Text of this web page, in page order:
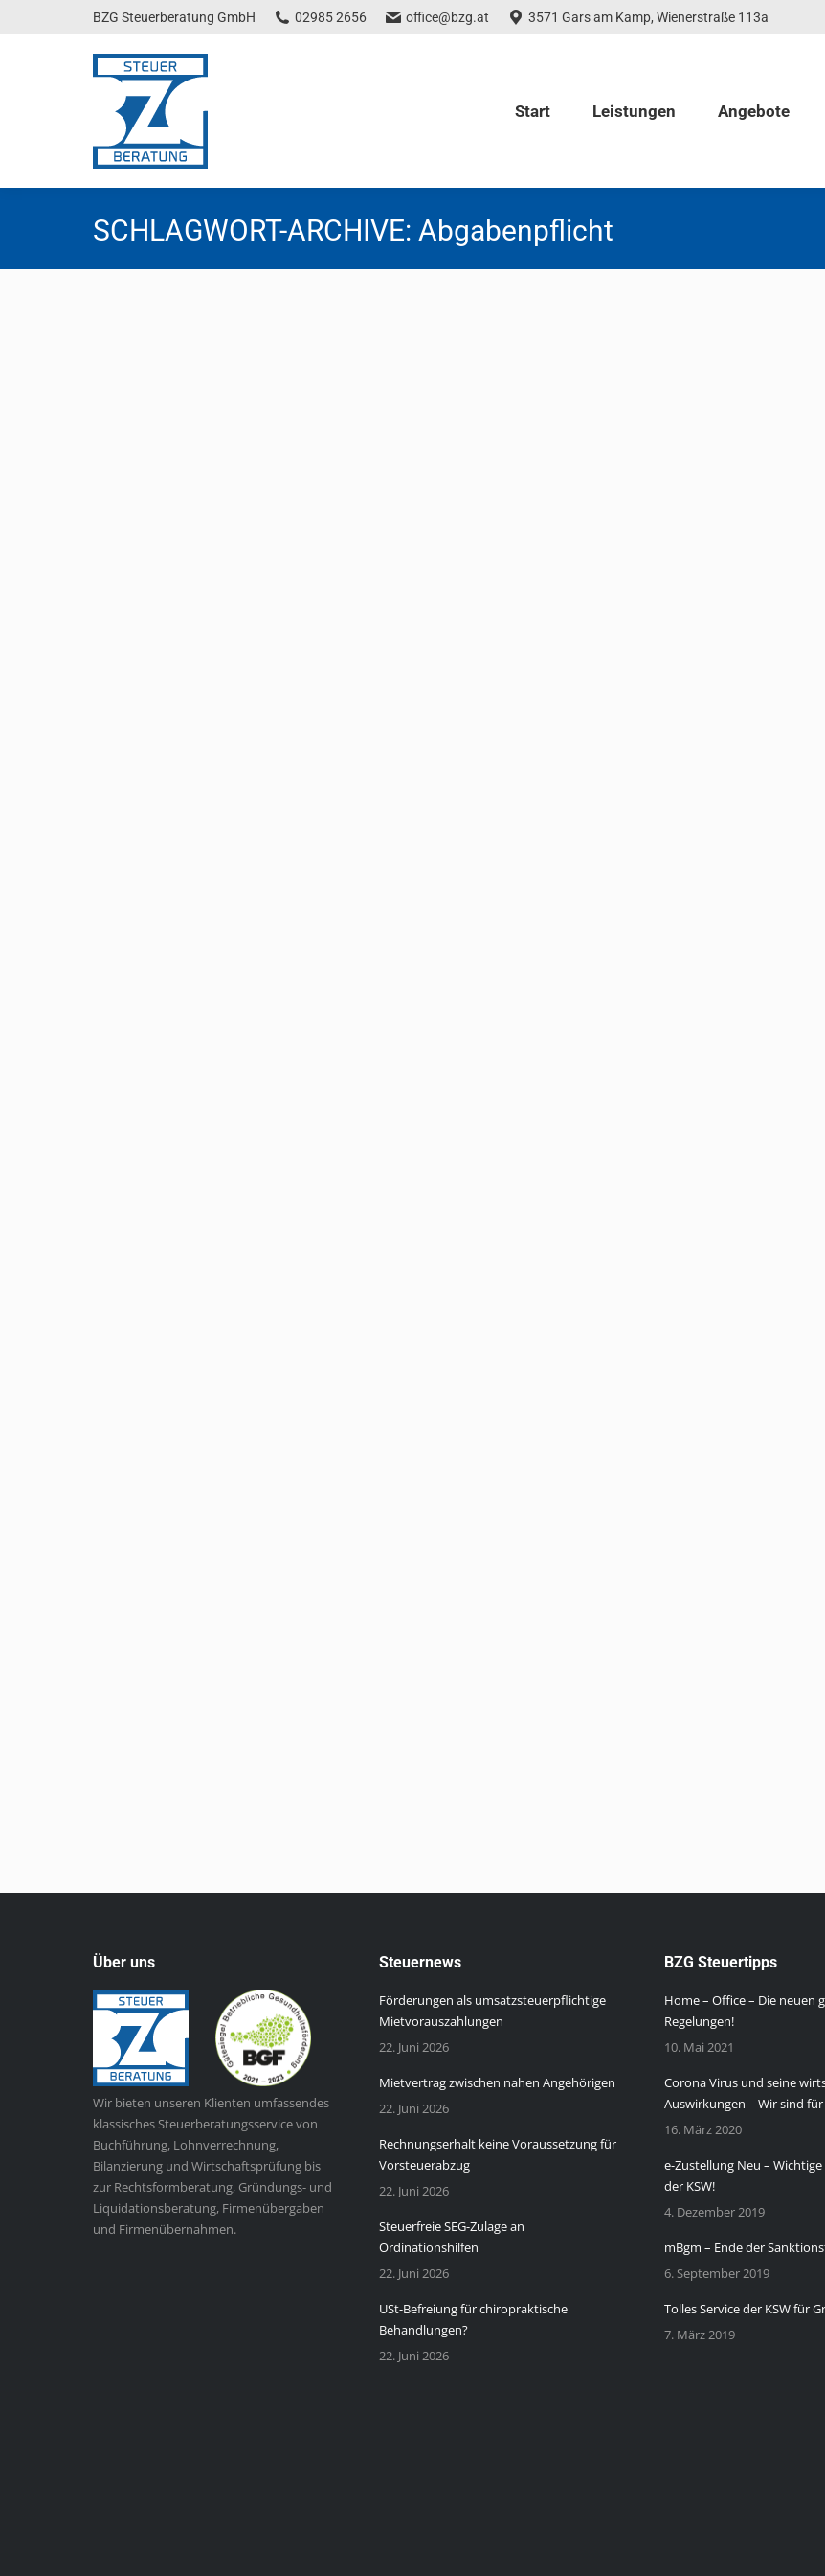
BZG Steuerberatung GmbH 02985 2656 office@bzg.at 3571 Gars am Kamp, Wienerstraße 113a
Start Leistungen Angebote
SCHLAGWORT-ARCHIVE: Abgabenpflicht
Über uns
Wir bieten unseren Klienten umfassendes
klassisches Steuerberatungsservice von
Buchführung, Lohnverrechnung,
Bilanzierung und Wirtschaftsprüfung bis
zur Rechtsformberatung, Gründungs- und
Liquidationsberatung, Firmenübergaben
und Firmenübernahmen.
Steuernews
Förderungen als umsatzsteuerpflichtige
Mietvorauszahlungen
22. Juni 2026
Mietvertrag zwischen nahen Angehörigen
22. Juni 2026
Rechnungserhalt keine Voraussetzung für
Vorsteuerabzug
22. Juni 2026
Steuerfreie SEG-Zulage an
Ordinationshilfen
22. Juni 2026
USt-Befreiung für chiropraktische
Behandlungen?
22. Juni 2026
BZG Steuertipps
Home – Office – Die neuen
Regelungen!
10. Mai 2021
Corona Virus und seine
Auswirkungen – Wir sind für
16. März 2020
e-Zustellung Neu –
der KSW!
4. Dezember 2019
mBgm – Ende der
6. September 2019
Tolles Service der KSW für
7. März 2019